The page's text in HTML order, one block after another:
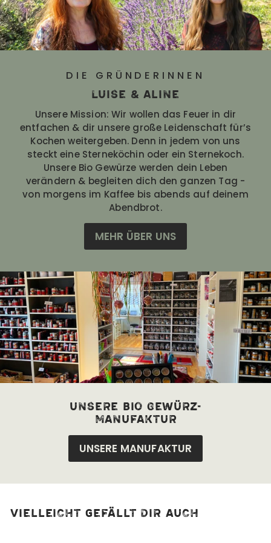
DIE GRÜNDERINNEN
Luise & Aline
Unsere Mission: Wir wollen das Feuer in dir
entfachen & dir unsere große Leidenschaft für’s
Kochen weitergeben. Denn in jedem von uns
steckt eine Sterneköchin oder ein Sternekoch.
Unsere Bio Gewürze werden dein Leben
verändern & begleiten dich den ganzen Tag -
von morgens im Kaffee bis abends auf deinem
Abendbrot.
MEHR ÜBER UNS
unsere bio Gewürz-
manufaktur
UNSERE MANUFAKTUR
Vielleicht gefällt dir auch